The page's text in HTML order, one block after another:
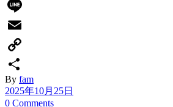
Twitter
Line
Email
Copy
Link
共
有
By fam
2025年10月25日
0 Comments